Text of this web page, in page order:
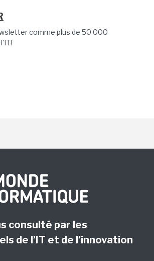
comme plus de 50 000
consulté par les
de l’IT et de l’innovation